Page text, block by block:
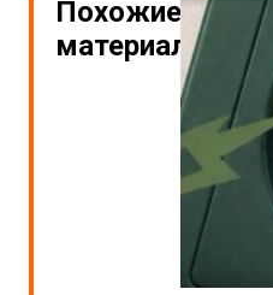
Похожие
материалы